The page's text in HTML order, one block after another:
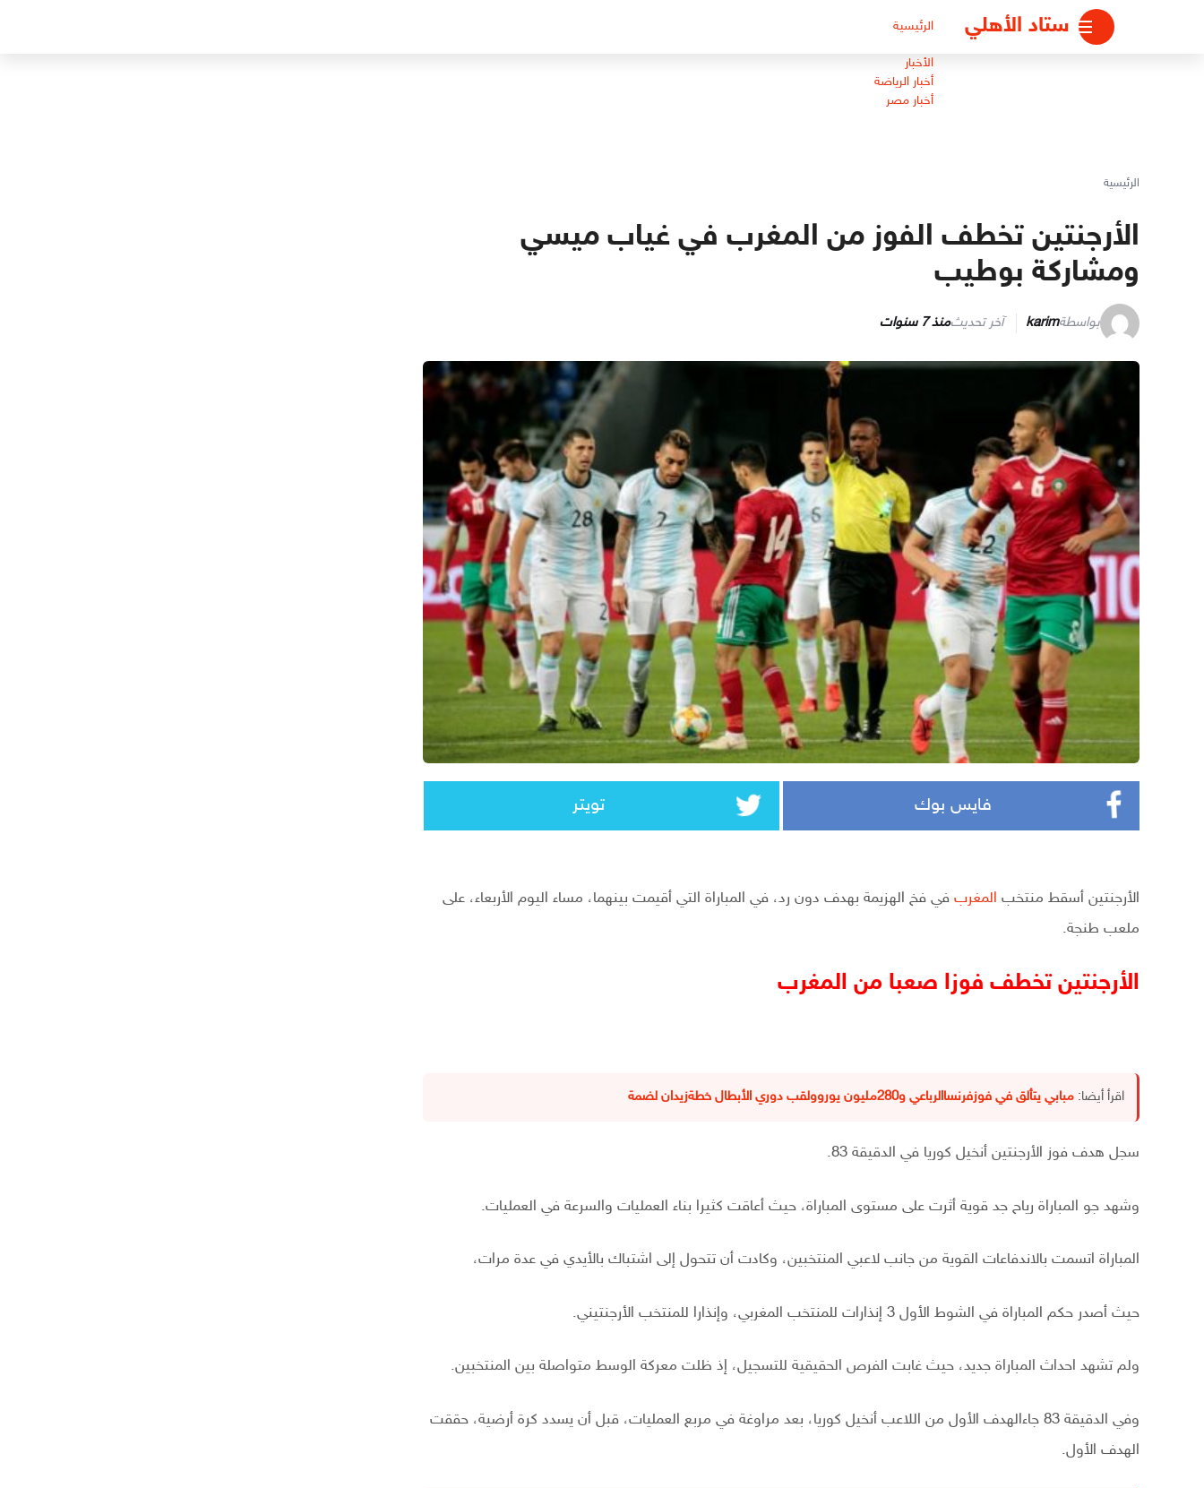
ستاد الأهلي الرئيسية
الأخبار
أخبار الرياضة
أخبار مصر
الرئيسية
الأرجنتين تخطف الفوز من المغرب في غياب ميسي
ومشاركة بوطيب
بواسطةkarim آخر تحديثمنذ 7 سنوات
فايس بوك تويتر
الأرجنتين أسقط منتخب المغرب في فخ الهزيمة بهدف دون رد، في المباراة التي أقيمت بينهما، مساء اليوم الأربعاء، على
ملعب طنجة.
الأرجنتين تخطف فوزا صعبا من المغرب
اقرأ أيضا: مبابي يتألق في فوزفرنساالرباعي و280مليون يوروولقب دوري الأبطال خطةزيدان لضمة
سجل هدف فوز الأرجنتين أنخيل كوريا في الدقيقة 83.
وشهد جو المباراة رياح جد قوية أثرت على مستوى المباراة، حيث أعاقت كثيرا بناء العمليات والسرعة في العمليات.
المباراة اتسمت بالاندفاعات القوية من جانب لاعبي المنتخبين، وكادت أن تتحول إلى اشتباك بالأيدي في عدة مرات،
حيث أصدر حكم المباراة في الشوط الأول 3 إنذارات للمنتخب المغربي، وإنذارا للمنتخب الأرجنتيني.
ولم تشهد احداث المباراة جديد، حيث غابت الفرص الحقيقية للتسجيل، إذ ظلت معركة الوسط متواصلة بين المنتخبين.
وفي الدقيقة 83 جاءالهدف الأول من اللاعب أنخيل كوريا، بعد مراوغة في مربع العمليات، قبل أن يسدد كرة أرضية، حققت
الهدف الأول.